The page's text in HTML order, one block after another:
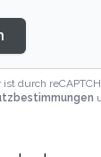
ist durch